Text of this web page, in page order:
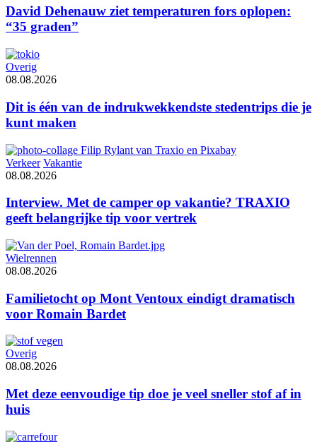
David Dehenauw ziet temperaturen fors oplopen:
“35 graden”
Overig
08.08.2026
Dit is één van de indrukwekkendste stedentrips die je
kunt maken
Verkeer Vakantie
08.08.2026
Interview. Met de camper op vakantie? TRAXIO
geeft belangrijke tip voor vertrek
Wielrennen
08.08.2026
Familietocht op Mont Ventoux eindigt dramatisch
voor Romain Bardet
Overig
08.08.2026
Met deze eenvoudige tip doe je veel sneller stof af in
huis